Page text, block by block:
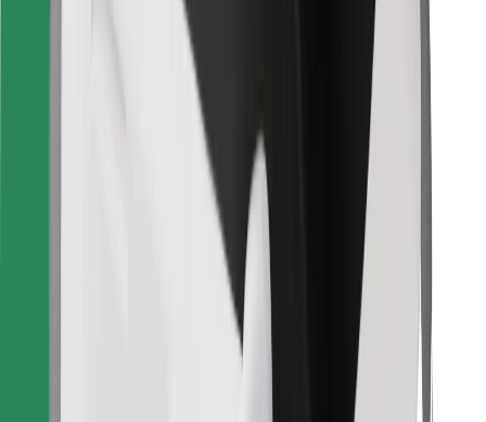
Få en tur på minutter!
Last ned Bolt-appen
Finn yndlingsmaten din!
Last ned Bolt Food-appen